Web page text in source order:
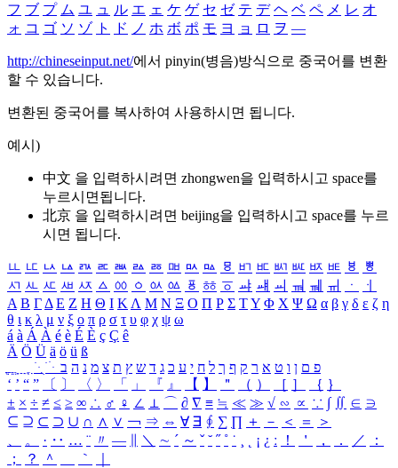
フ ブ プ ム ユ ュ ル エ ェ ケ ゲ セ ゼ テ デ ヘ ベ ペ メ レ オ
ォ コ ゴ ソ ゾ ト ド ノ ホ ボ ポ モ ヨ ョ ロ ヲ ―
http://chineseinput.net/에서 pinyin(병음)방식으로 중국어를 변환
할 수 있습니다.
변환된 중국어를 복사하여 사용하시면 됩니다.
예시)
中文 을 입력하시려면 zhongwen을 입력하시고 space를
누르시면됩니다.
北京 을 입력하시려면 beijing을 입력하시고 space를 누르
시면 됩니다.
ㅥ ㅦ ㅧ ㅨ ㅩ ㅪ ㅫ ㅬ ㅭ ㅮ ㅯ ㅰ ㅱ ㅲ ㅳ ㅴ ㅵ ㅶ ㅷ ㅸ
ㅹ
ㅺ ㅻ ㅼ ㅽ ㅾ ㅿ ㆀ ㆁ ㆂ ㆃ ㆄ ㆅ ㆆ ㆇ ㆈ ㆉ ㆊ ㆋ ㆌ ㆍ
ㆎ
Α Β ΓΔ Ε Ζ Η Θ Ι ΚΛ Μ Ν Ξ Ο Π Ρ Σ ΤΥ Φ Χ Ψ Ω α β γ δ ε ζ η
θ ι κ λ μ ν ξ ο π ρ σ τ υ φ χ ψ ω
á à Á À é è É È ç Ç ê
Ä Ö Ü ä ö ü ß
ִֶֹ ֻּ ׁׂ פ ם ן ו ט א ר ק ף ך ל ח י ע כ ג ד ש ץ ת צ מ נ ה ב
‘ ’ “ ” 〔 〕 〈 〉 「 」 『 』 【 】 ＂ （ ） ［ ］ ｛ ｝
± × ÷ ≠ ≤ ≥ ∞ ∴ ♂ ♀ ∠ ⊥ ⌒ ∂ ∇ ≡ ≒ ≪ ≫ √ ∽ ∝ ∵ ∫ ∬ ∈ ∋
⊆ ⊇ ⊂ ⊃ ∪ ∩ ∧ ∨ ￢ ⇒ ⇔ ∀ ∃ ∮ ∑ ∏ ＋ － ＜ ＝
＞
、
。 · ‥ … ¨ 〃 ― ＼ ∼ ´ ～ ˇ ˘ ˝ ˚ ˙ ¸ ¡ ¿ ː ！ ＇ ， ． ／
：
；
？ ＾ ｀